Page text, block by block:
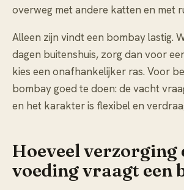
overweg met andere katten en met
Alleen zijn vindt een bombay lastig.
dagen buitenshuis, zorg dan voor
kies een onafhankelijker ras. Voor
bombay goed te doen: de vacht
en het karakter is flexibel en
Hoeveel verzorging
voeding vraagt een